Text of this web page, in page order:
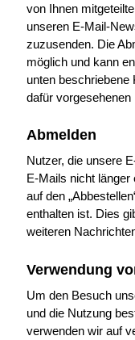
von Ihnen
unseren E-Mail-
zuzusenden. Die
möglich und kann
unten beschriebene
dafür
Abmelden
Nutzer, die unsere
E-Mails nicht länger
auf den
enthalten ist. Dies
weiteren
Verwendung
Um den Besuch
und die Nutzung
verwenden wir auf